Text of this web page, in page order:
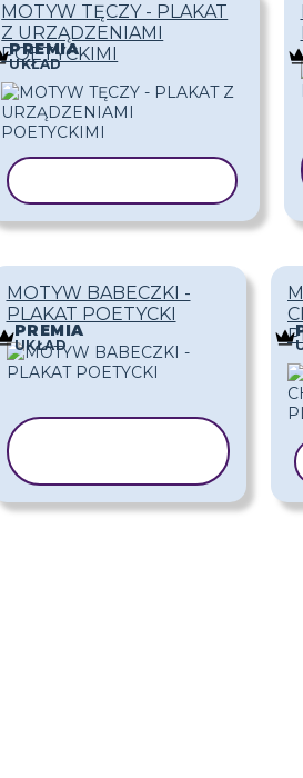
MOTYW TĘCZY - PLAKAT
Z URZĄDZENIAMI
POETYCKIMI
PREMIA
UKŁAD
MOTYW BABECZKI -
PLAKAT POETYCKI
PREMIA
UKŁAD